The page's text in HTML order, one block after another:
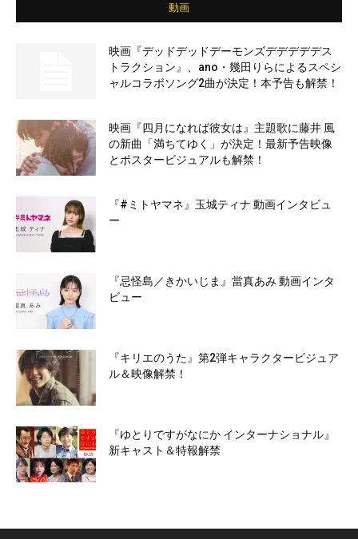
動画
映画『デッドデッドデーモンズデデデデデス
トラクション』、ano・幾田りらによるスペシ
ャルコラボソング2曲が決定！本予告も解禁！
映画『四月になれば彼女は』主題歌に藤井 風
の新曲「満ちてゆく」が決定！最新予告映像
とポスタービジュアルも解禁！
『#ミトヤマネ』玉城ティナ 動画インタビュ
ー
『忌怪島／きかいじま』當真あみ 動画インタ
ビュー
『キリエのうた』第2弾キャラクタービジュア
ル＆映像解禁！
『ゆとりですがなにか インターナショナル』
新キャスト＆特報解禁